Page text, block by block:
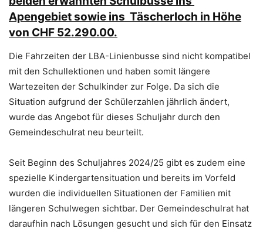
Apengebiet sowie ins Täscherloch in Höhe
von CHF 52.290.00.
Die Fahrzeiten der LBA-Linienbusse sind nicht kompatibel
mit den Schullektionen und haben somit längere
Wartezeiten der Schulkinder zur Folge. Da sich die
Situation aufgrund der Schülerzahlen jährlich ändert,
wurde das Angebot für dieses Schuljahr durch den
Gemeindeschulrat neu beurteilt.
Seit Beginn des Schuljahres 2024/25 gibt es zudem eine
spezielle Kindergartensituation und bereits im Vorfeld
wurden die individuellen Situationen der Familien mit
längeren Schulwegen sichtbar. Der Gemeindeschulrat hat
daraufhin nach Lösungen gesucht und sich für den Einsatz